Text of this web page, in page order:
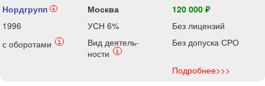
Нордгрупп i Москва
120 000 ₽
1996
УСН 6%
Без лицензий
с оборотами
i
Вид деятель-
ности
i
Без допуска СРО
Подробнее>>>